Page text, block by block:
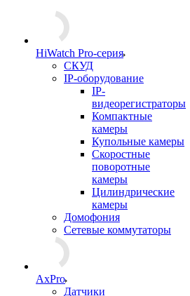
HiWatch Pro-серия
CКУД
IP-оборудование
IP-
видеорегистраторы
Компактные
камеры
Купольные камеры
Скоростные
поворотные
камеры
Цилиндрические
камеры
Домофония
Сетевые коммутаторы
AxPro
Датчики